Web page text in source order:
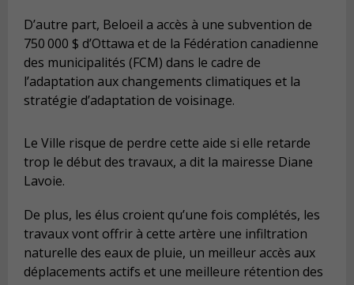
D’autre part, Beloeil a accès à une subvention de
750 000 $ d’Ottawa et de la Fédération canadienne
des municipalités (FCM) dans le cadre de
l’adaptation aux changements climatiques et la
stratégie d’adaptation de voisinage.
Le Ville risque de perdre cette aide si elle retarde
trop le début des travaux, a dit la mairesse Diane
Lavoie.
De plus, les élus croient qu’une fois complétés, les
travaux vont offrir à cette artère une infiltration
naturelle des eaux de pluie, un meilleur accès aux
déplacements actifs et une meilleure rétention des